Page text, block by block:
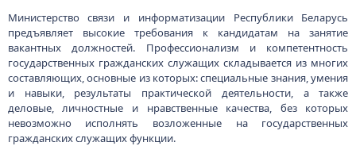
Министерство связи и информатизации Республики Беларусь
предъявляет высокие требования к кандидатам на занятие
вакантных должностей. Профессионализм и компетентность
государственных гражданских служащих складывается из многих
составляющих, основные из которых: специальные знания, умения
и навыки, результаты практической деятельности, а также
деловые, личностные и нравственные качества, без которых
невозможно исполнять возложенные на государственных
гражданских служащих функции.